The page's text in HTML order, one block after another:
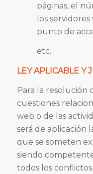
páginas, el
los
punto de
etc.
LEY APLICABLE Y
Para la resolución
cuestiones
web o de las
será de aplicación
que se someten
siendo
todos los